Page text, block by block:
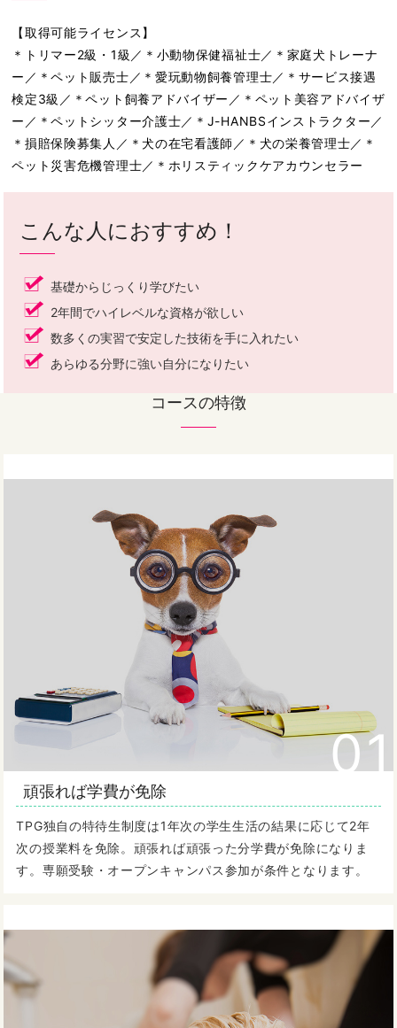
【取得可能ライセンス】
＊トリマー2級・1級／＊小動物保健福祉士／＊家庭犬トレーナ
ー／＊ペット販売士／＊愛玩動物飼養管理士／＊サービス接遇
検定3級／＊ペット飼養アドバイザー／＊ペット美容アドバイザ
ー／＊ペットシッター介護士／＊J-HANBSインストラクター／
＊損賠保険募集人／＊犬の在宅看護師／＊犬の栄養管理士／＊
ペット災害危機管理士／＊ホリスティックケアカウンセラー
こんな人におすすめ！
基礎からじっくり学びたい
2年間でハイレベルな資格が欲しい
数多くの実習で安定した技術を手に入れたい
あらゆる分野に強い自分になりたい
コースの特徴
01
頑張れば学費が免除
TPG独自の特待生制度は1年次の学生生活の結果に応じて2年
次の授業料を免除。頑張れば頑張った分学費が免除になりま
す。専願受験・オープンキャンパス参加が条件となります。